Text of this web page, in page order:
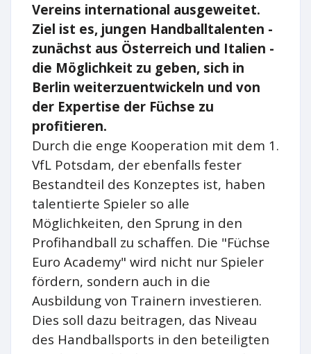
Vereins international ausgeweitet.
Ziel ist es, jungen Handballtalenten -
zunächst aus Österreich und Italien -
die Möglichkeit zu geben, sich in
Berlin weiterzuentwickeln und von
der Expertise der Füchse zu
profitieren.
Durch die enge Kooperation mit dem 1.
VfL Potsdam, der ebenfalls fester
Bestandteil des Konzeptes ist, haben
talentierte Spieler so alle
Möglichkeiten, den Sprung in den
Profihandball zu schaffen. Die "Füchse
Euro Academy" wird nicht nur Spieler
fördern, sondern auch in die
Ausbildung von Trainern investieren.
Dies soll dazu beitragen, das Niveau
des Handballsports in den beteiligten